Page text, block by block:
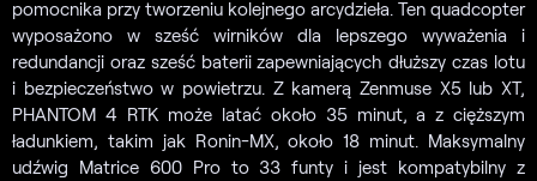
pomocnika przy tworzeniu kolejnego arcydzieła. Ten quadcopter
wyposażono w sześć wirników dla lepszego wyważenia i
redundancji oraz sześć baterii zapewniających dłuższy czas lotu
i bezpieczeństwo w powietrzu. Z kamerą Zenmuse X5 lub XT,
PHANTOM 4 RTK może latać około 35 minut, a z cięższym
ładunkiem, takim jak Ronin-MX, około 18 minut. Maksymalny
udźwig Matrice 600 Pro to 33 funty i jest kompatybilny z